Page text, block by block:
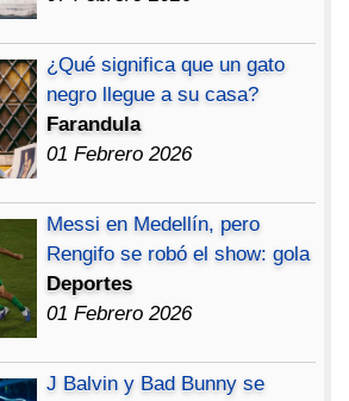
¿Qué significa que un gato
negro llegue a su casa?
Farandula
01 Febrero 2026
Messi en Medellín, pero
Rengifo se robó el show: gola
Deportes
01 Febrero 2026
J Balvin y Bad Bunny se